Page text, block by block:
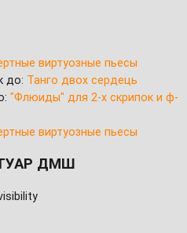
виртуозные пьесы
до: Танго двох сердець
"Флюиды" для 2-х скрипок и ф-
виртуозные пьесы
ДМШ